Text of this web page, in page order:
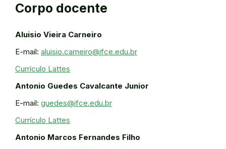
Corpo docente
Aluisio Vieira Carneiro
E-mail: aluisio.carneiro@ifce.edu.br
Currículo Lattes
Antonio Guedes Cavalcante Junior
E-mail: guedes@ifce.edu.br
Currículo Lattes
Antonio Marcos Fernandes Filho